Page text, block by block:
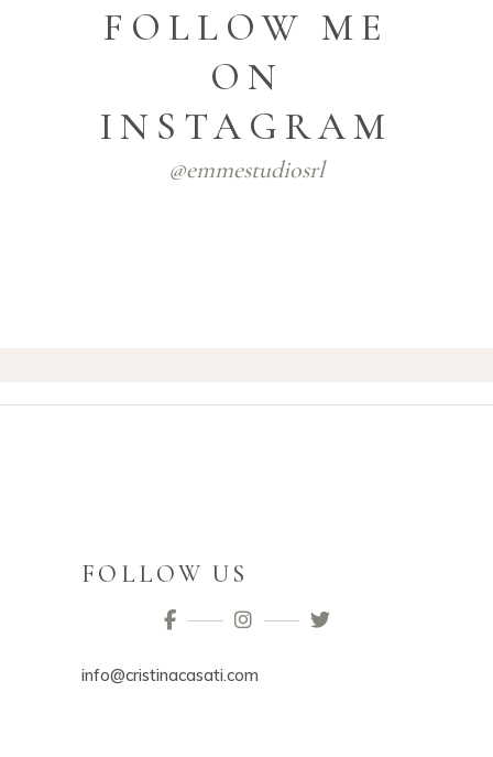
FOLLOW ME
ON
INSTAGRAM
@emmestudiosrl
FOLLOW US
info@cristinacasati.com